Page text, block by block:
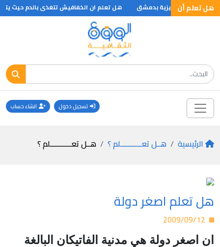
هل تعلم أن
المدرسة العزيزية بدمشق هل تعلم ان الخفافيش تتغذى بالدم حيث
تسجيل دخول انشاء حساب
الرئيسية هــل تعـــــــــــلم ؟ هــل تعـــــــــــلم ؟
هل تعلم اصغر دولة
ان اصغر دولة هي مدنية الفاتيكان البالغة